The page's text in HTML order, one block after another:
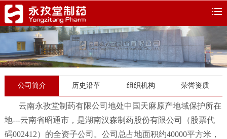
公司简介 历史沿革 组织机构 荣誉资质
云南永孜堂制药有限公司地处中国天麻原产地域保护所在
地---云南省昭通市，是湖南汉森制药股份有限公司（股票代
码002412）的全资子公司。公司总占地面积约40000平方米，